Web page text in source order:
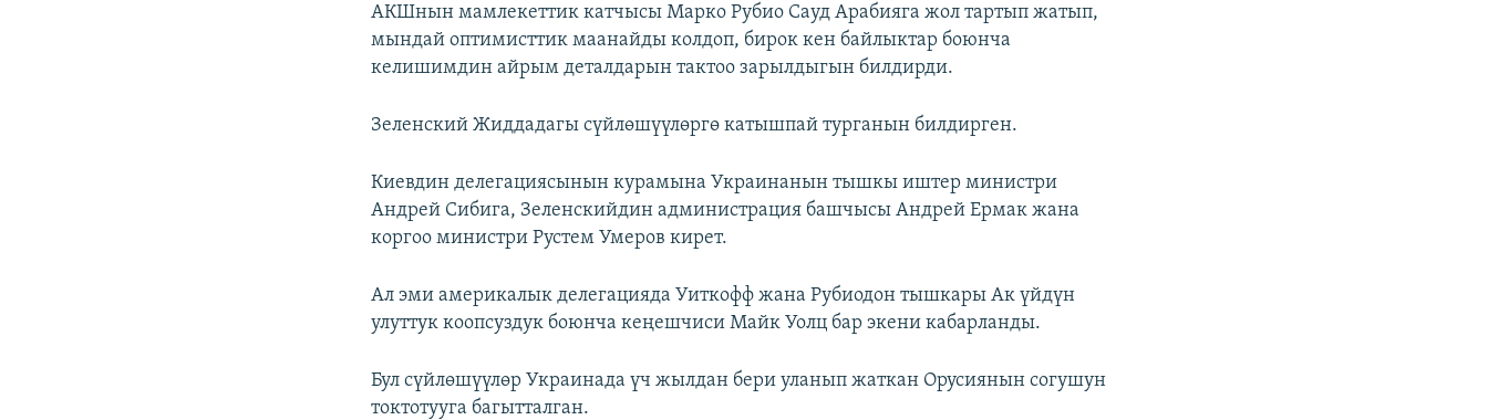
АКШнын мамлекеттик катчысы Марко Рубио Сауд Арабияга жол тартып жатып,
мындай оптимисттик маанайды колдоп, бирок кен байлыктар боюнча
келишимдин айрым деталдарын тактоо зарылдыгын билдирди.
Зеленский Жиддадагы сүйлөшүүлөргө катышпай турганын билдирген.
Киевдин делегациясынын курамына Украинанын тышкы иштер министри
Андрей Сибига, Зеленскийдин администрация башчысы Андрей Ермак жана
коргоо министри Рустем Умеров кирет.
Ал эми америкалык делегацияда Уиткофф жана Рубиодон тышкары Ак үйдүн
улуттук коопсуздук боюнча кеңешчиси Майк Уолц бар экени кабарланды.
Бул сүйлөшүүлөр Украинада үч жылдан бери уланып жаткан Орусиянын согушун
токтотууга багытталган.